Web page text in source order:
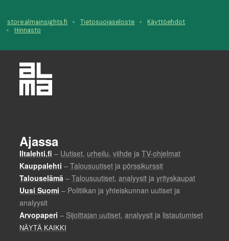
store.almainsights.fi Tietosuojaseloste
Käyttöehdot
Hinnasto